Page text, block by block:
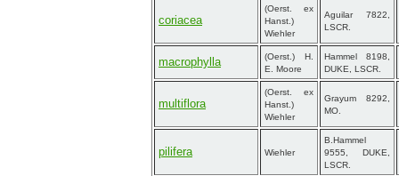
coriacea
(Oerst. ex
Hanst.)
Wiehler
Aguilar 7822,
LSCR.
macrophylla
(Oerst.) H.
E. Moore
Hammel 8198,
DUKE, LSCR.
multiflora
(Oerst. ex
Hanst.)
Wiehler
Grayum 8292,
MO.
pilifera Wiehler
B.Hammel
9555, DUKE,
LSCR.